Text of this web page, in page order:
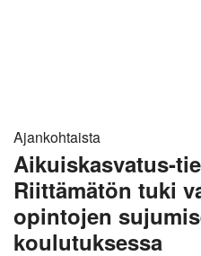
Ajankohtaista
Aikuiskasvatus-
Riittämätön tuki
opintojen
koulutuksessa